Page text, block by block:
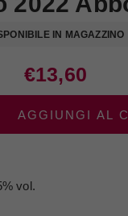
IN MAGAZZINO
€13,60
AGGIUNGI AL
vol.